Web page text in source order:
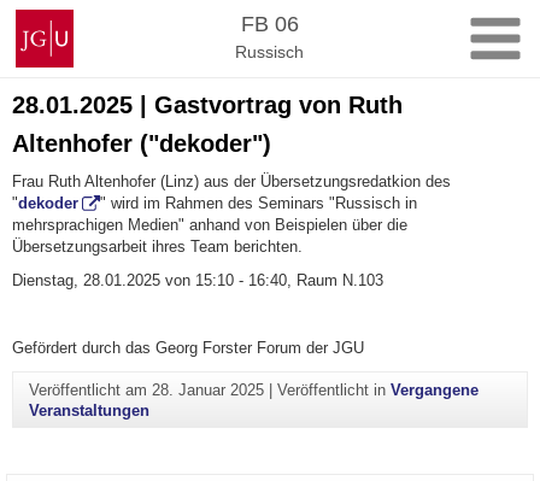
Zum
Inhalt
springen
Johannes
Gutenberg-
Universität
Mainz
FB 06
Russisch
28.01.2025 | Gastvortrag von Ruth
Altenhofer ("dekoder")
Frau Ruth Altenhofer (Linz) aus der Übersetzungsredatkion des
"dekoder
" wird im Rahmen des Seminars "Russisch in
mehrsprachigen Medien" anhand von Beispielen über die
Übersetzungsarbeit ihres Team berichten.
Dienstag, 28.01.2025 von 15:10 - 16:40, Raum N.103
Gefördert durch das Georg Forster Forum der JGU
Veröffentlicht am 28. Januar 2025| Veröffentlicht in Vergangene
Veranstaltungen